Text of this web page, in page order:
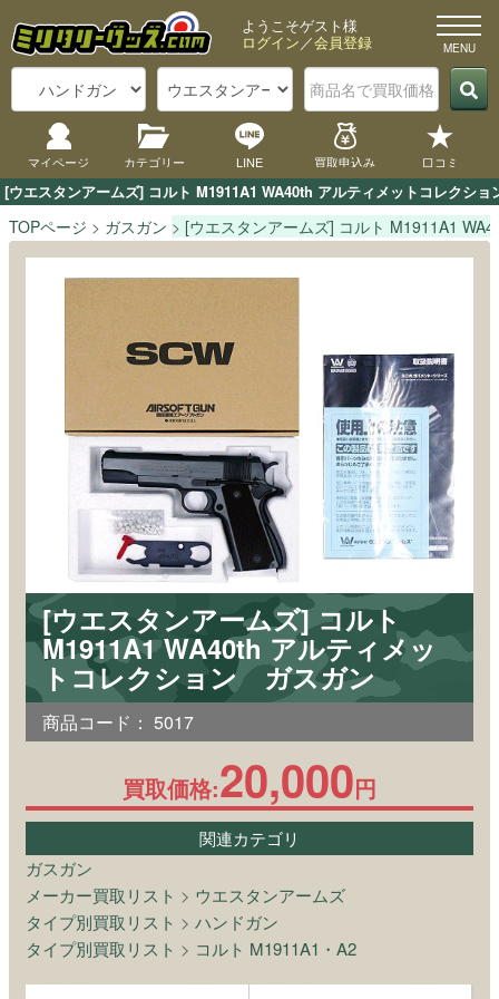
[ウエスタンアームズ] コルト M1911A1 WA40th アルティメットコレクシ
ようこそゲスト様
ログイン／会員登録
マイページ カテゴリー LINE 買取申込み 口コミ
TOPページ ガスガン [ウエスタンアームズ] コルト M1911A1
[ウエスタンアームズ] コルト
M1911A1 WA40th アルティメッ
トコレクション ガスガン
商品コード： 5017
買取価格:20,000円
関連カテゴリ
ガスガン
メーカー買取リスト > ウエスタンアームズ
タイプ別買取リスト > ハンドガン
タイプ別買取リスト > コルト M1911A1・A2